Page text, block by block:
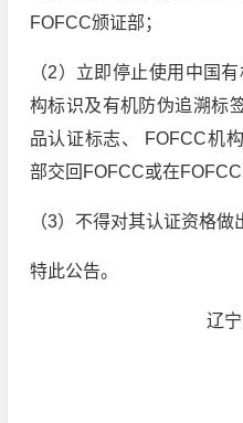
FOFCC颁证部；
（2）立即停止使用中国
构标识及有机防伪追溯标
品认证标志、 FOFCC机
部交回FOFCC或在FOFCC
（3）不得对其认证资格做
特此公告。
辽宁方园有机
2022年